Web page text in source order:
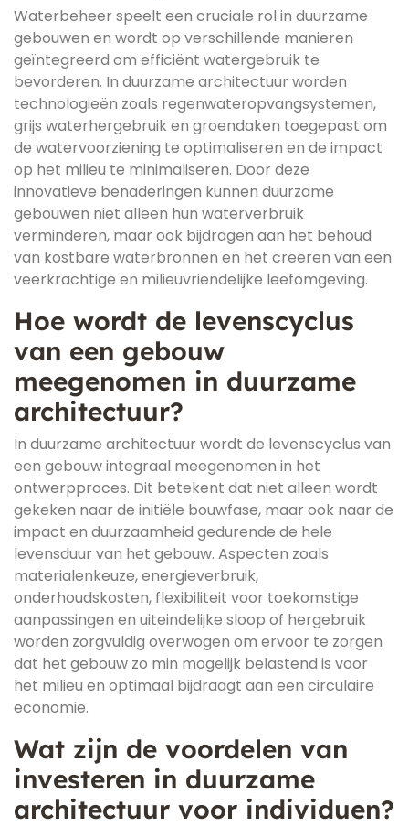
Waterbeheer speelt een cruciale rol in duurzame
gebouwen en wordt op verschillende manieren
geïntegreerd om efficiënt watergebruik te
bevorderen. In duurzame architectuur worden
technologieën zoals regenwateropvangsystemen,
grijs waterhergebruik en groendaken toegepast om
de watervoorziening te optimaliseren en de impact
op het milieu te minimaliseren. Door deze
innovatieve benaderingen kunnen duurzame
gebouwen niet alleen hun waterverbruik
verminderen, maar ook bijdragen aan het behoud
van kostbare waterbronnen en het creëren van een
veerkrachtige en milieuvriendelijke leefomgeving.
Hoe wordt de levenscyclus
van een gebouw
meegenomen in duurzame
architectuur?
In duurzame architectuur wordt de levenscyclus van
een gebouw integraal meegenomen in het
ontwerpproces. Dit betekent dat niet alleen wordt
gekeken naar de initiële bouwfase, maar ook naar de
impact en duurzaamheid gedurende de hele
levensduur van het gebouw. Aspecten zoals
materialenkeuze, energieverbruik,
onderhoudskosten, flexibiliteit voor toekomstige
aanpassingen en uiteindelijke sloop of hergebruik
worden zorgvuldig overwogen om ervoor te zorgen
dat het gebouw zo min mogelijk belastend is voor
het milieu en optimaal bijdraagt aan een circulaire
economie.
Wat zijn de voordelen van
investeren in duurzame
architectuur voor individuen?